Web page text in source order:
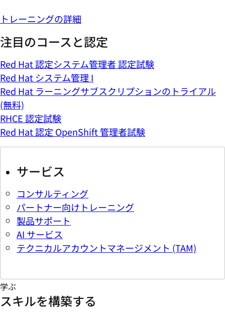
トレーニングの詳細
注目のコースと認定
Red Hat 認定システム管理者 認定試験
Red Hat システム管理 I
Red Hat ラーニングサブスクリプションのトライアル
(無料)
RHCE 認定試験
Red Hat 認定 OpenShift 管理者試験
サービス
コンサルティング
パートナー向けトレーニング
製品サポート
AI サービス
テクニカルアカウントマネージメント (TAM)
学ぶ
スキルを構築する